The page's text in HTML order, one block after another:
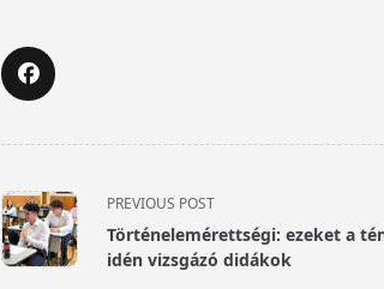
<span
class="nav-
subtitle
screen-
PREVIOUS POST
Történelemérettségi: ezeket a
idén vizsgázó didákok